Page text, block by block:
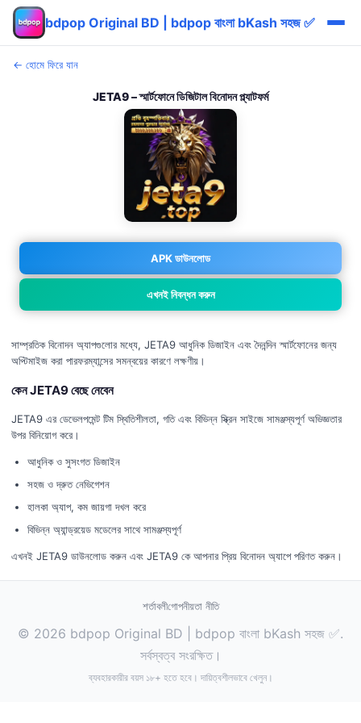
bdpop Original BD | bdpop বাংলা bKash সহজ ✅
← হোমে ফিরে যান
JETA9 – স্মার্টফোনে ডিজিটাল বিনোদন প্ল্যাটফর্ম
APK ডাউনলোড
এখনই নিবন্ধন করুন
সাম্প্রতিক বিনোদন অ্যাপগুলোর মধ্যে, JETA9 আধুনিক ডিজাইন এবং দৈনন্দিন স্মার্টফোনের জন্য
অপ্টিমাইজ করা পারফরম্যান্সের সমন্বয়ের কারণে লক্ষণীয়।
কেন JETA9 বেছে নেবেন
JETA9 এর ডেভেলপমেন্ট টিম স্থিতিশীলতা, গতি এবং বিভিন্ন স্ক্রিন সাইজে সামঞ্জস্যপূর্ণ অভিজ্ঞতার
উপর বিনিয়োগ করে।
আধুনিক ও সুসংগত ডিজাইন
সহজ ও দ্রুত নেভিগেশন
হালকা অ্যাপ, কম জায়গা দখল করে
বিভিন্ন অ্যান্ড্রয়েড মডেলের সাথে সামঞ্জস্যপূর্ণ
এখনই JETA9 ডাউনলোড করুন এবং JETA9 কে আপনার প্রিয় বিনোদন অ্যাপে পরিণত করুন।
শর্তাবলীগোপনীয়তা নীতি
© 2026 bdpop Original BD | bdpop বাংলা bKash সহজ ✅.
সর্বস্বত্ব সংরক্ষিত।
ব্যবহারকারীর বয়স ১৮+ হতে হবে। দায়িত্বশীলভাবে খেলুন।